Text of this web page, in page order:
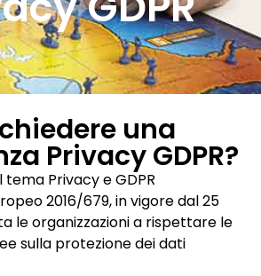
una
Privacy GDPR?
tema Privacy e GDPR
2016/679, in vigore dal 25
le organizzazioni a rispettare le
sulla protezione dei dati